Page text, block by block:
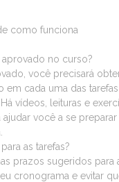
como funciona
no curso?
você precisará
em cada uma das tarefas
vídeos, leituras e
você a se preparar
as tarefas?
prazos sugeridos para
cronograma e evitar